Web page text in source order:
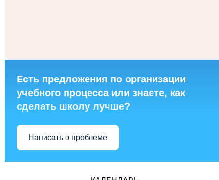
Есть предложения по организации
учебного процесса или знаете, как
сделать школу лучше?
Написать о проблеме